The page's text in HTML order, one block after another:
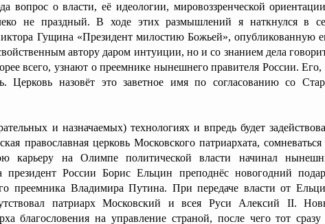
вопрос о власти, её идеологии, мировоззренческой
не праздный. В ходе этих размышлений я наткнулся в
Гущина «Президент милостию Божьей», опубликованную
автору даром интуиции, но и со знанием дела
всего, узнают о преемнике нынешнего правителя России. Его,
Церковь назовёт это заветное имя по согласованию со
и назначаемых) технологиях и впредь будет
православная церковь Московского патриархата, сомневаться
карьеру на Олимпе политической власти начинал
президент России Борис Ельцин преподнёс новогодний
преемника Владимира Путина. При передаче власти от
патриарх Московский и всея Руси Алексий II.
благословения на управление страной, после чего тот сразу